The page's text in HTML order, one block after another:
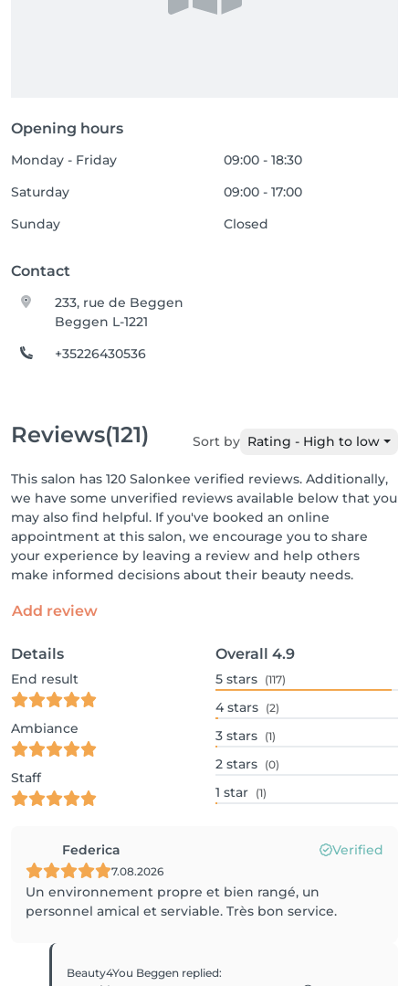
Opening hours
Monday - Friday
09:00 - 18:30
Saturday
09:00 - 17:00
Sunday
Closed
Contact
233, rue de Beggen
Beggen L-1221
+35226430536
Reviews(121) Sort by Rating - High to low
This salon has 120 Salonkee verified reviews. Additionally,
we have some unverified reviews available below that you
may also find helpful. If you've booked an online
appointment at this salon, we encourage you to share
your experience by leaving a review and help others
make informed decisions about their beauty needs.
Add review
Details
End result
Ambiance
Staff
Overall 4.9
5 stars (117)
4 stars (2)
3 stars (1)
2 stars (0)
1 star (1)
Federica Verified
7.08.2026
Un environnement propre et bien rangé, un
personnel amical et serviable. Très bon service.
Beauty4You Beggen replied: